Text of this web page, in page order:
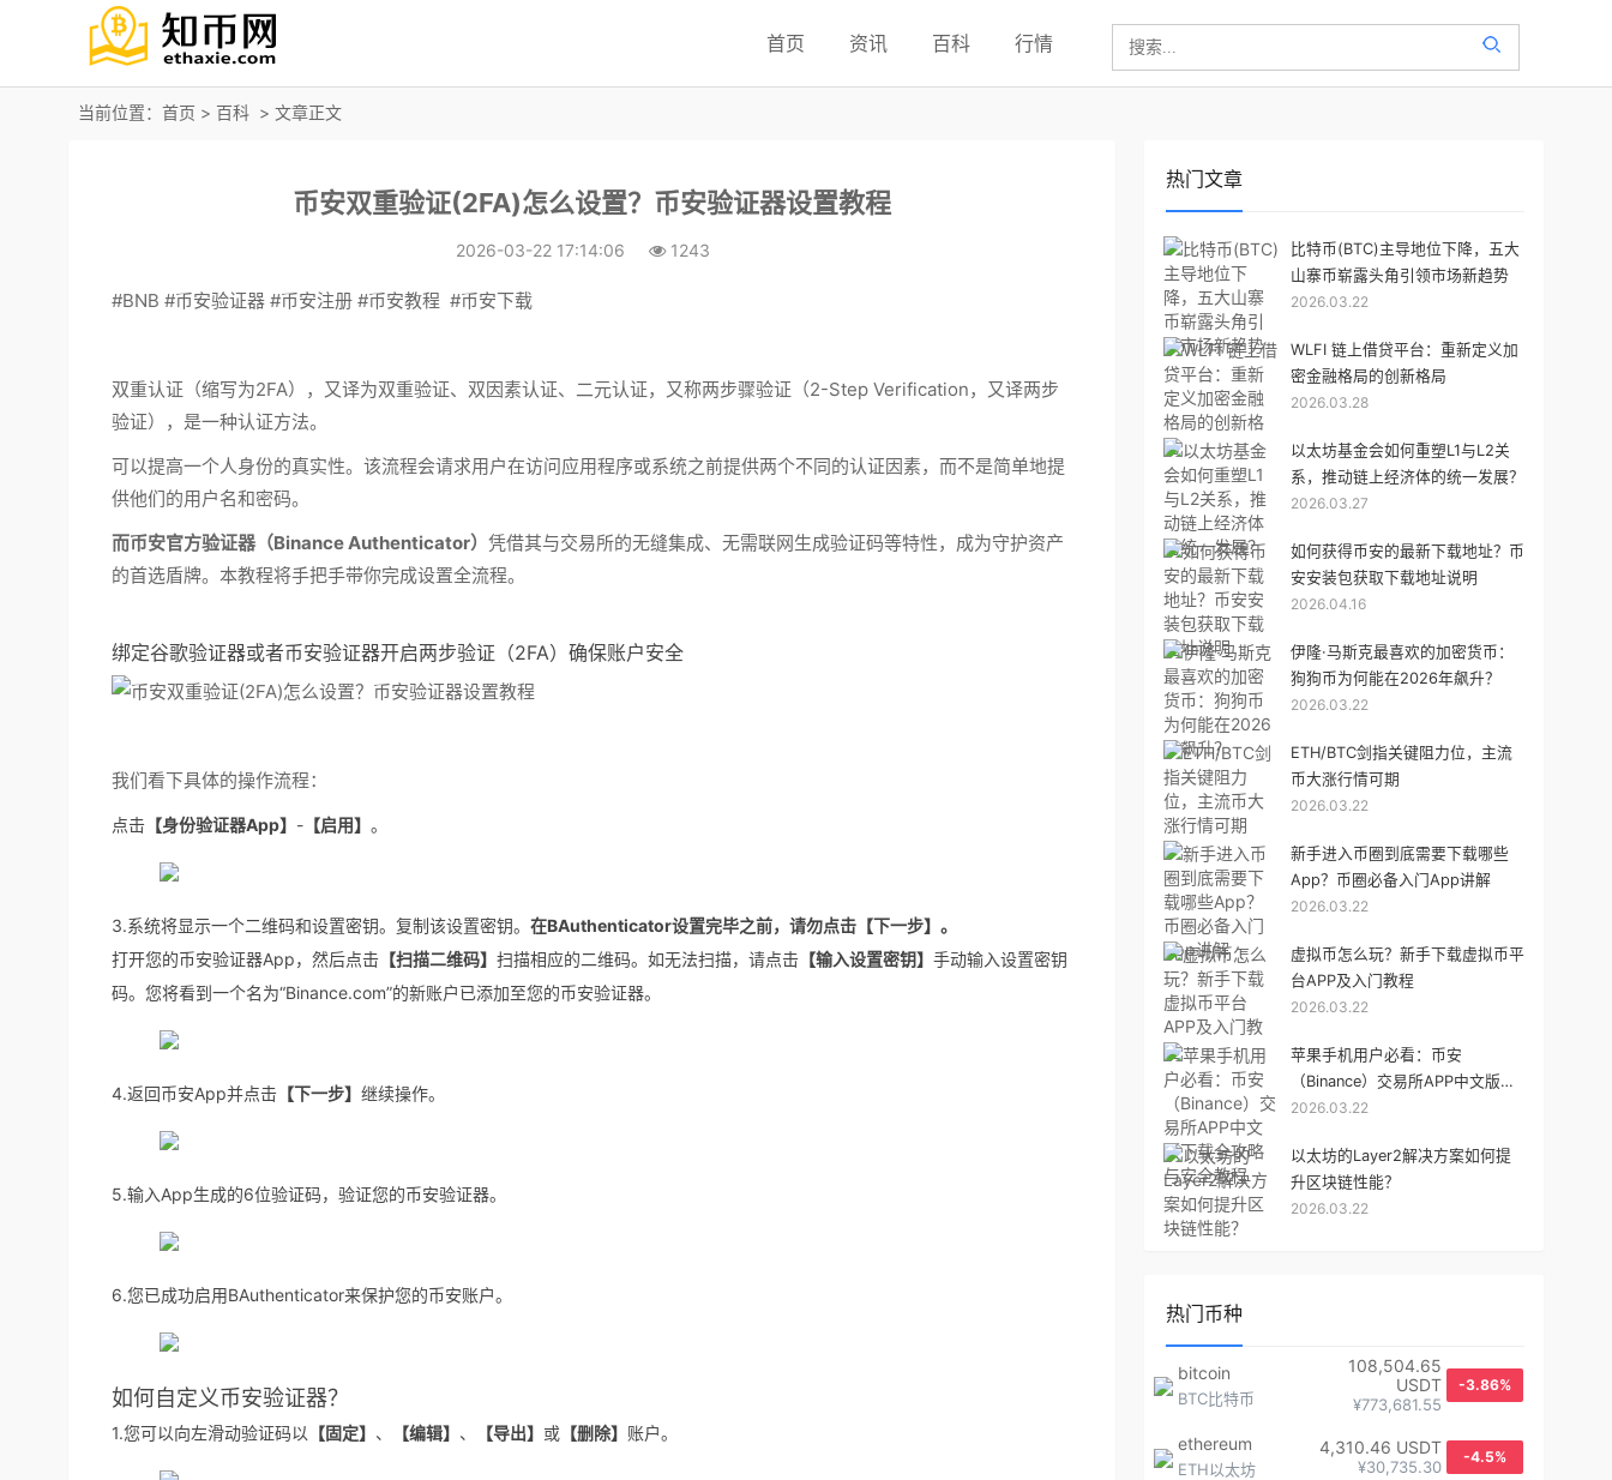
首页 资讯 百科 行情
当前位置： 首页 > 百科 > 文章正文
币安双重验证(2FA)怎么设置？币安验证器设置教程
2026-03-22 17:14:06 1243
#BNB #币安验证器 #币安注册 #币安教程 #币安下载
双重认证 （缩写为2FA），又译为双重验证、 双因素认证、 二元认证，又称两步骤验证 （2-Step Verification，又译两步
验证），是一种认证方法。
可以提高一个人身份的真实性。该流程会请求用户在访问应用程序或系统之前提供两个不同的认证因素，而不是简单地提
供他们的用户名和密码。
而币安官方验证器（Binance Authenticator） 凭借其与交易所的无缝集成、无需联网生成验证码等特性，成为守护资产
的首选盾牌。本教程将手把手带你完成设置全流程。
绑定谷歌验证器或者币安验证器开启两步验证（2FA）确保账户安全
我们看下具体的操作流程：
点击 【身份验证器App】 - 【启用】 。
3.系统将显示一个二维码和设置密钥。复制该设置密钥。 在BAuthenticator设置完毕之前，请勿点击【下一步】。
打开您的币安验证器App，然后点击 【扫描二维码】 扫描相应的二维码。如无法扫描，请点击 【输入设置密钥】 手动输入设置密钥
码。您将看到一个名为“Binance.com”的新账户已添加至您的币安验证器。
4.返回币安App并点击 【下一步】 继续操作。
5.输入App生成的6位验证码，验证您的币安验证器。
6.您已成功启用BAuthenticator来保护您的币安账户。
如何自定义币安验证器？
1.您可以向左滑动验证码以 【固定】 、 【编辑】 、 【导出】 或 【删除】 账户。
热门文章
比特币(BTC)主导地位下降，五大
山寨币崭露头角引领市场新趋势
2026.03.22
WLFI 链上借贷平台：重新定义加
密金融格局的创新格局
2026.03.28
以太坊基金会如何重塑L1与L2关
系，推动链上经济体的统一发展？
2026.03.27
如何获得币安的最新下载地址？币
安安装包获取下载地址说明
2026.04.16
伊隆·马斯克最喜欢的加密货币：
狗狗币为何能在2026年飙升？
2026.03.22
ETH/BTC剑指关键阻力位，主流
币大涨行情可期
2026.03.22
新手进入币圈到底需要下载哪些
App？币圈必备入门App讲解
2026.03.22
虚拟币怎么玩？新手下载虚拟币平
台APP及入门教程
2026.03.22
苹果手机用户必看：币安
（Binance）交易所APP中文版下
载全攻略与安全教程
2026.03.22
以太坊的Layer2解决方案如何提
升区块链性能？
2026.03.22
热门币种
bitcoin
BTC比特币
108,504.65
USDT
¥773,681.55
-3.86%
ethereum
ETH以太坊
4,310.46 USDT
¥30,735.30
-4.5%